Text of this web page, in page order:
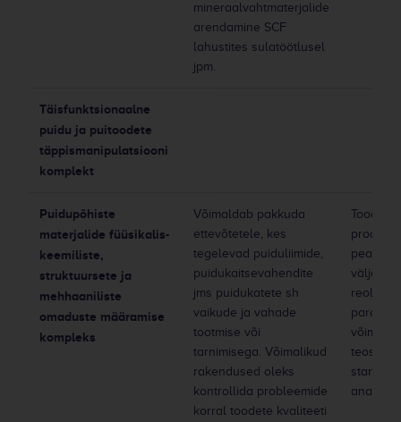
mineraalvahtmaterjalide
arendamine SCF
lahustites sulatöötlusel
jpm.
Täisfunktsionaalne
puidu ja puitoodete
täppismanipulatsiooni
komplekt
Puidupõhiste
materjalide füüsikalis-
keemiliste,
struktuursete ja
mehhaaniliste
omaduste määramise
kompleks
Võimaldab pakkuda
ettevõtetele, kes
tegelevad puiduliimide,
puidukaitsevahendite
jms puidukatete sh
vaikude ja vahade
tootmise või
tarnimisega. Võimalikud
rakendused oleks
kontrollida probleemide
korral toodete kvaliteeti
peavad
võimalik